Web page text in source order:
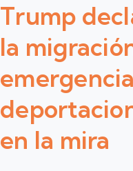
Trump
la
en la mira